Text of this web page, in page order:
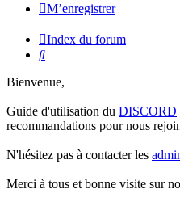
M’enregistrer
Index du forum
Rechercher
Bienvenue,
Guide d'utilisation du DISCORD
recommandations pour nous
N'hésitez pas à contacter les
Merci à tous et bonne visite sur